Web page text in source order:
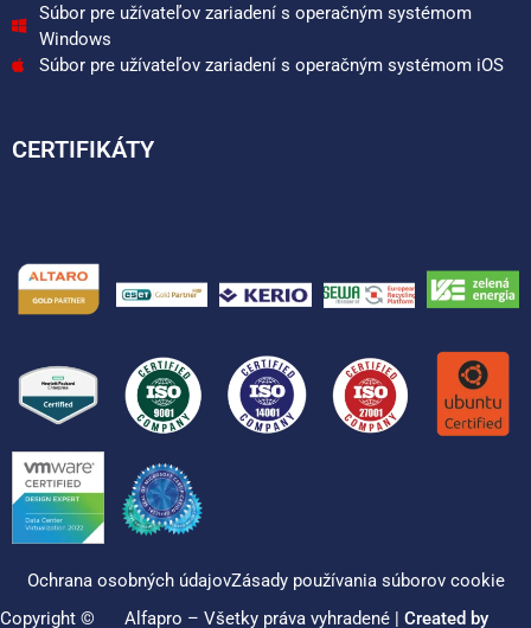
Súbor pre užívateľov zariadení s operačným systémom
Windows
Súbor pre užívateľov zariadení s operačným systémom iOS
CERTIFIKÁTY
Ochrana osobných údajovZásady používania súborov cookie
Copyright ©
Alfapro – Všetky práva vyhradené |Created by